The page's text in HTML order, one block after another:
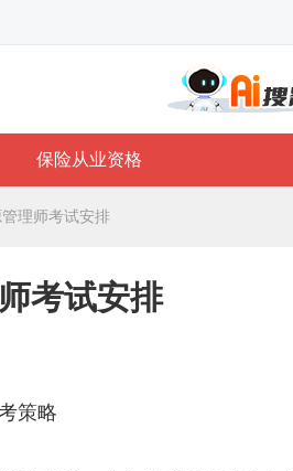
保险从业资格
理师考试安排
考试安排
策略